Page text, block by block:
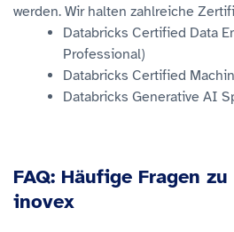
werden. Wir halten zahlreiche
Databricks Certified Data
Professional)
Databricks Certified
Databricks Generative AI
FAQ: Häufige Fragen
inovex